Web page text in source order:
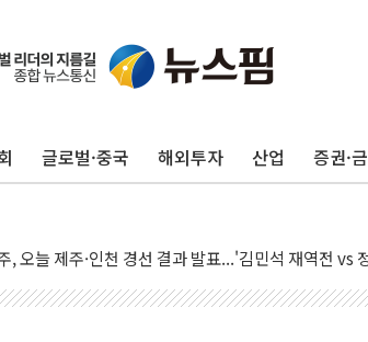
글로벌·중국 해외투자 산업 증권·
주말 무더위 지속…청주·진천 35도, 곳곳 소나기
, 오늘 제주·인천 경선 결과 발표...'김민석 재역전 vs
협, 업계 개인정보 보안 새판 짠다…'자율규제단체'